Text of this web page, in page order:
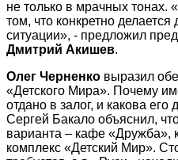
не только в мрачных
том, что конкретно
ситуации», - предложил
Дмитрий Акишев.
Олег Черненко выразил
«Детского Мира». Почему
отдано в залог, и какова
Сергей Бакало объяснил,
варианта – кафе «Дружба»,
комплекс «Детский Мир».